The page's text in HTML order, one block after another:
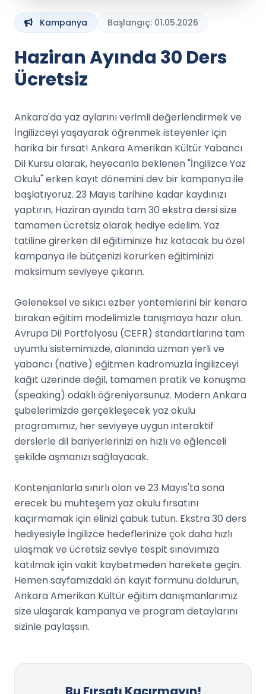
Kampanya Başlangıç: 01.05.2026
Haziran Ayında 30 Ders
Ücretsiz
Ankara'da yaz aylarını verimli değerlendirmek ve
İngilizceyi yaşayarak öğrenmek isteyenler için
harika bir fırsat! Ankara Amerikan Kültür Yabancı
Dil Kursu olarak, heyecanla beklenen "İngilizce Yaz
Okulu" erken kayıt dönemini dev bir kampanya ile
başlatıyoruz. 23 Mayıs tarihine kadar kaydınızı
yaptırın, Haziran ayında tam 30 ekstra dersi size
tamamen ücretsiz olarak hediye edelim. Yaz
tatiline girerken dil eğitiminize hız katacak bu özel
kampanya ile bütçenizi korurken eğitiminizi
maksimum seviyeye çıkarın.
Geleneksel ve sıkıcı ezber yöntemlerini bir kenara
bırakan eğitim modelimizle tanışmaya hazır olun.
Avrupa Dil Portfolyosu (CEFR) standartlarına tam
uyumlu sistemimizde, alanında uzman yerli ve
yabancı (native) eğitmen kadromuzla İngilizceyi
kağıt üzerinde değil, tamamen pratik ve konuşma
(speaking) odaklı öğreniyorsunuz. Modern Ankara
şubelerimizde gerçekleşecek yaz okulu
programımız, her seviyeye uygun interaktif
derslerle dil bariyerlerinizi en hızlı ve eğlenceli
şekilde aşmanızı sağlayacak.
Kontenjanlarla sınırlı olan ve 23 Mayıs'ta sona
erecek bu muhteşem yaz okulu fırsatını
kaçırmamak için elinizi çabuk tutun. Ekstra 30 ders
hediyesiyle İngilizce hedeflerinize çok daha hızlı
ulaşmak ve ücretsiz seviye tespit sınavımıza
katılmak için vakit kaybetmeden harekete geçin.
Hemen sayfamızdaki ön kayıt formunu doldurun,
Ankara Amerikan Kültür eğitim danışmanlarımız
size ulaşarak kampanya ve program detaylarını
sizinle paylaşsın.